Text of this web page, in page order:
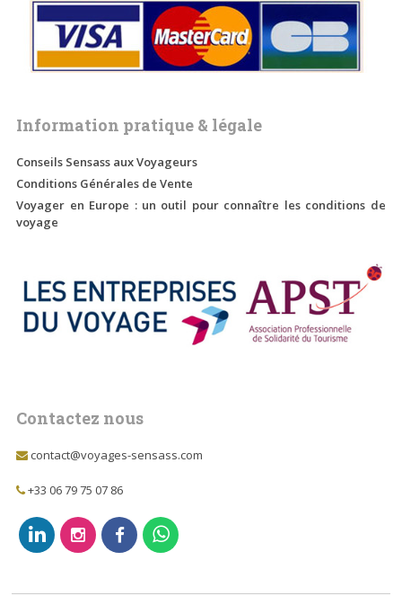
Information pratique & légale
Conseils Sensass aux Voyageurs
Conditions Générales de Vente
Voyager en Europe : un outil pour connaître les conditions de
voyage
Contactez nous
contact@voyages-sensass.com
+33 06 79 75 07 86